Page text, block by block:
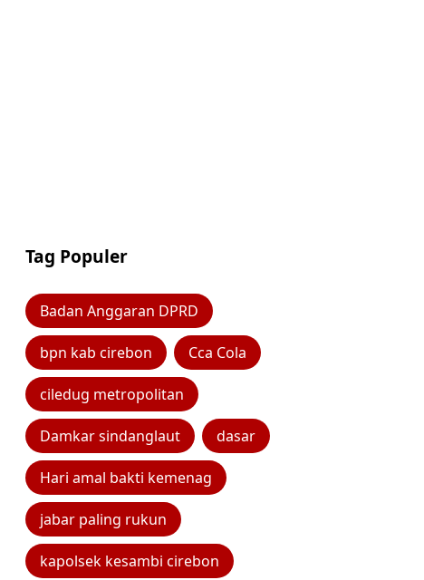
Tag Populer
Badan Anggaran DPRD
bpn kab cirebon Cca Cola
ciledug metropolitan
Damkar sindanglaut dasar
Hari amal bakti kemenag
jabar paling rukun
kapolsek kesambi cirebon